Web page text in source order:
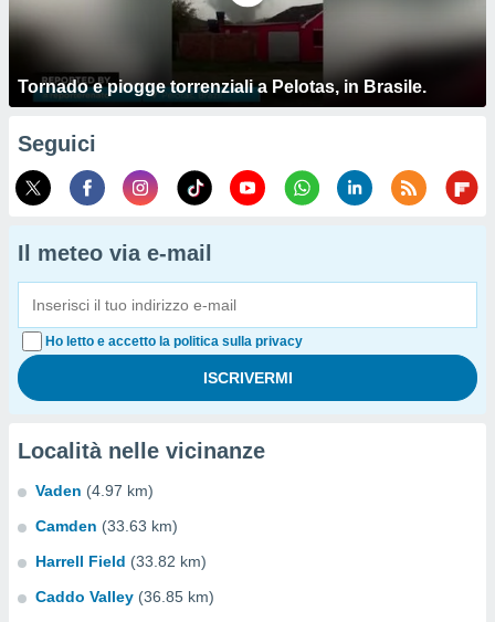
Tornado e piogge torrenziali a Pelotas, in Brasile.
Seguici
Il meteo via e-mail
Ho letto e accetto la politica sulla privacy
Località nelle vicinanze
Vaden (4.97 km)
Camden (33.63 km)
Harrell Field (33.82 km)
Caddo Valley (36.85 km)